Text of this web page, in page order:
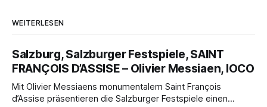
WEITERLESEN
Salzburg, Salzburger Festspiele, SAINT
FRANÇOIS D’ASSISE – Olivier Messiaen, IOCO
Mit Olivier Messiaens monumentalem Saint François
d’Assise präsentieren die Salzburger Festspiele einen